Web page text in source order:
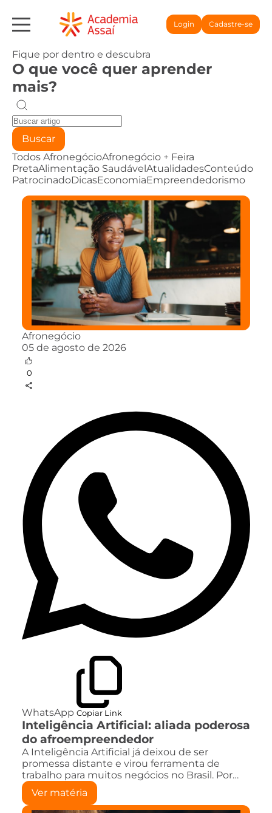
Login Cadastre-se
Fique por dentro e descubra
O que você quer aprender
mais?
Buscar
Todos AfronegócioAfronegócio + Feira
PretaAlimentação SaudávelAtualidadesConteúdo
PatrocinadoDicasEconomiaEmpreendedorismo
Afronegócio
05 de agosto de 2026
0
WhatsApp Copiar Link
Inteligência Artificial: aliada poderosa
do afroempreendedor
A Inteligência Artificial já deixou de ser
promessa distante e virou ferramenta de
trabalho para muitos negócios no Brasil. Por…
Ver matéria